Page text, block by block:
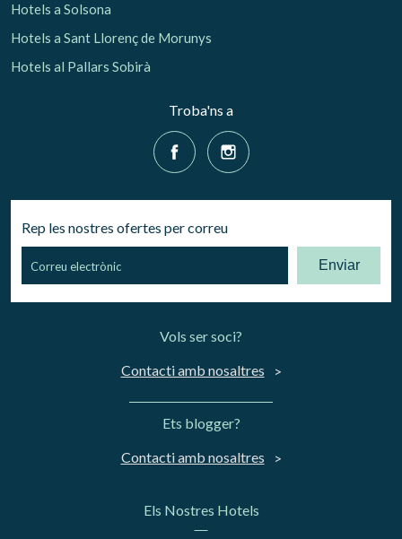
Hotels a Solsona
Hotels a Sant Llorenç de Morunys
Hotels al Pallars Sobirà
Troba'ns a
Rep les nostres ofertes per correu
Enviar
Vols ser soci?
Contacti amb nosaltres
Ets blogger?
Contacti amb nosaltres
Els Nostres Hotels